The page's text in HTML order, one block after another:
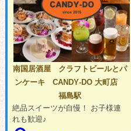
南国居酒屋 クラフトビールとパ
ンケーキ CANDY‐DO 大町店
福島駅
絶品スイーツが自慢！ お子様連
れも歓迎♪